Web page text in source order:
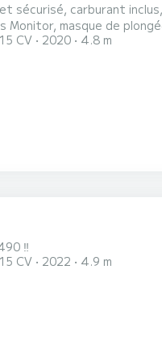
sécurisé, carburant
Monitor, masque de
pas besoin de permis
15 CV 2020 4.8 m
‼️
15 CV 2022 4.9 m